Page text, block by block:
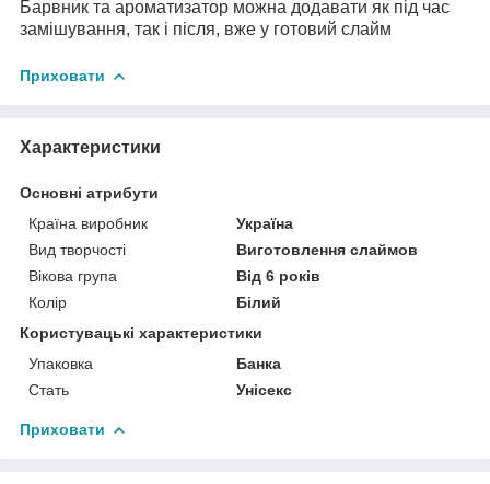
Барвник та ароматизатор можна додавати як під час
замішування, так і після, вже у готовий слайм
Приховати
Характеристики
Основні атрибути
Країна виробник
Україна
Вид творчості
Виготовлення слаймов
Вікова група
Від 6 років
Колір
Білий
Користувацькі характеристики
Упаковка
Банка
Стать
Унісекс
Приховати